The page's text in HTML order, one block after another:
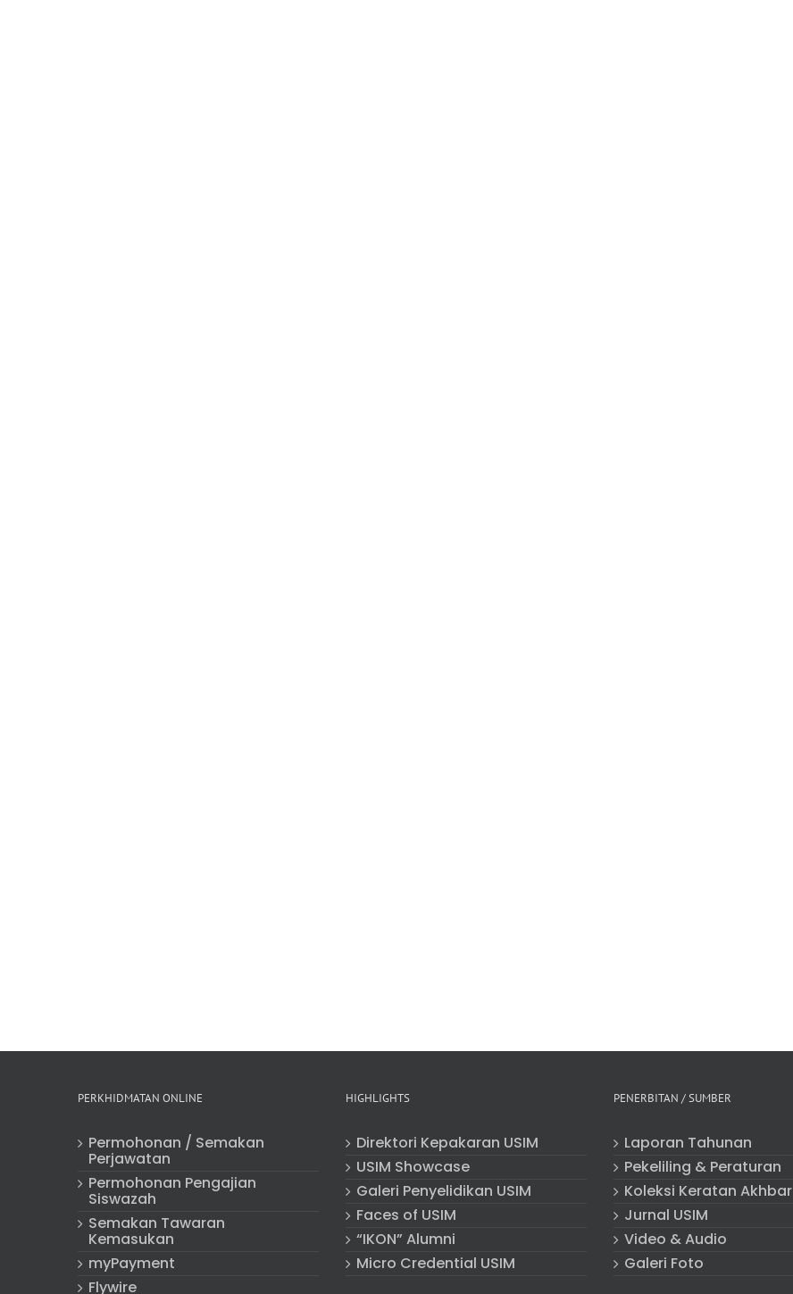
PERKHIDMATAN ONLINE
Permohonan / Semakan
Perjawatan
Permohonan Pengajian
Siswazah
Semakan Tawaran
Kemasukan
myPayment
Flywire
HIGHLIGHTS
Direktori Kepakaran USIM
USIM Showcase
Galeri Penyelidikan USIM
Faces of USIM
“IKON” Alumni
Micro Credential USIM
PENERBITAN / SUMBER
Laporan Tahunan
Pekeliling & Peraturan
Koleksi Keratan Akhbar
Jurnal USIM
Video & Audio
Galeri Foto